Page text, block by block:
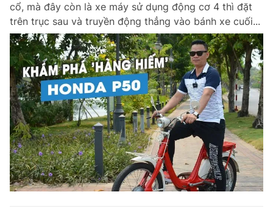
cổ, mà đây còn là xe máy sử dụng động cơ 4 thì đặt
trên trục sau và truyền động thẳng vào bánh xe cuối...